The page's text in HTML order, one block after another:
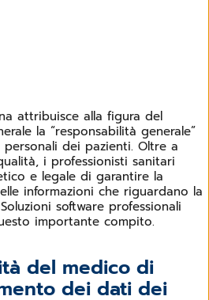
attribuisce alla figura del
la “responsabilità generale”
dei pazienti. Oltre a
i professionisti sanitari
e legale di garantire la
informazioni che riguardano la
software professionali
importante compito.
del medico di
dei dati dei